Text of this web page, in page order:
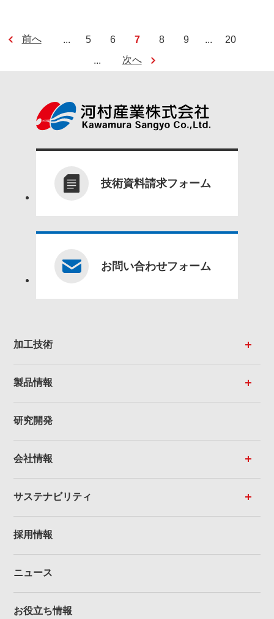
前へ ... 5 6 7 8 9 ...
20
...
次へ
技術資料請求フォーム
お問い合わせフォーム
加工技術
製品情報
研究開発
会社情報
サステナビリティ
採用情報
ニュース
お役立ち情報